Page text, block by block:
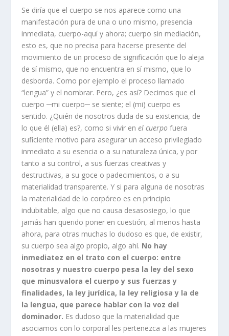
Se diría que el cuerpo se nos aparece como una
manifestación pura de una o uno mismo, presencia
inmediata, cuerpo-aquí y ahora; cuerpo sin mediación,
esto es, que no precisa para hacerse presente del
movimiento de un proceso de significación que lo aleja
de sí mismo, que no encuentra en sí mismo, que lo
desborda. Como por ejemplo el proceso llamado
“lengua” y el nombrar. Pero, ¿es así? Decimos que el
cuerpo ─mi cuerpo─ se siente; el (mi) cuerpo es
sentido. ¿Quién de nosotros duda de su existencia, de
lo que él (ella) es?, como si vivir enel cuerpo fuera
suficiente motivo para asegurar un acceso privilegiado
inmediato a su esencia o a su naturaleza única, y por
tanto a su control, a sus fuerzas creativas y
destructivas, a su goce o padecimientos, o a su
materialidad transparente. Y si para alguna de nosotras
la materialidad de lo corpóreo es en principio
indubitable, algo que no causa desasosiego, lo que
jamás han querido poner en cuestión, al menos hasta
ahora, para otras muchas lo dudoso es que, de existir,
su cuerpo sea algo propio, algo ahí. No hay
inmediatez en el trato con el cuerpo: entre
nosotras y nuestro cuerpo pesa la ley del sexo
que minusvalora el cuerpo y sus fuerzas y
finalidades, la ley jurídica, la ley religiosa y la de
la lengua, que parece hablar con la voz del
dominador. Es dudoso que la materialidad que
asociamos con lo corporal les pertenezca a las mujeres